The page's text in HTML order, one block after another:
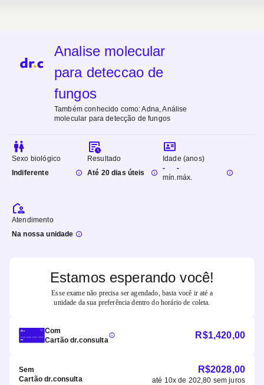
Analise molecular
para deteccao de
fungos
Também conhecido como:Adna, Análise
molecular para detecção de fungos
Sexo biológico
Indiferente
Resultado
Até 20 dias úteis
Idade (anos)
-
mín.
-
máx.
Atendimento
Na nossa unidade
Estamos esperando você!
Esse exame não precisa ser agendado, basta você ir até a
unidade da sua preferência dentro do horário de coleta.
Com
Cartão dr.consulta
R$1,420,00
Sem
Cartão dr.consulta
R$2028,00
até 10x de 202,80 sem juros